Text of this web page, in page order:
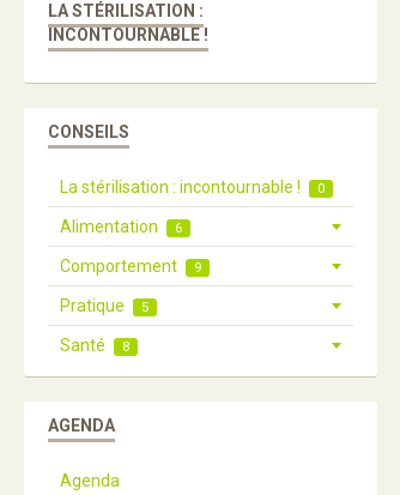
LA STÉRILISATION :
INCONTOURNABLE !
CONSEILS
La stérilisation : incontournable ! 0
Alimentation 6
Comportement 9
Pratique 5
Santé 8
AGENDA
Agenda